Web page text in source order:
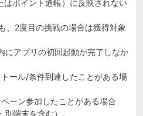
はポイント通帳）に反映されない
2度目の挑戦の場合は獲得対象
にアプリの初回起動が完了しなか
ール/条件到達したことがある場
ーン参加したことがある場合
別端末を含む）。